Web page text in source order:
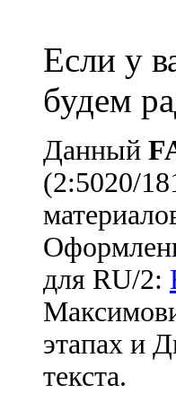
Если у
будем
Данный
(2:5020/
для RU/2:
этапах и
текста.